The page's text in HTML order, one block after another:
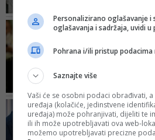
Personalizirano oglašavanje i
oglašavanja i sadržaja, uvidi
Pohrana i/ili pristup podacima
Saznajte više
Vaši će se osobni podaci obrađivati,
uređaja (kolačiće, jedinstvene
uređaja) može pohranjivati, dijeliti te
ili ih može upotrebljavati ova web-
možemo upotrebljavati precizne